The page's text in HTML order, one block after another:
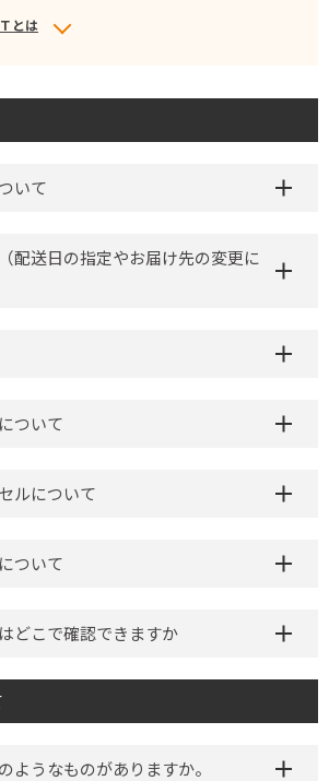
とは
いて
配送日の指定やお届け先の変更に
ついて
ルについて
ついて
どこで確認できますか
ようなものがありますか。